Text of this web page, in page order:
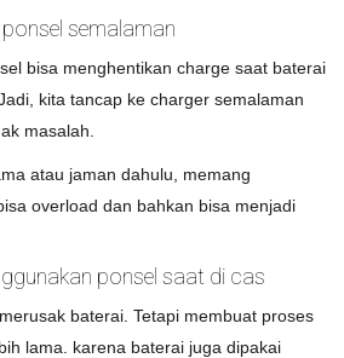
semalaman
bisa menghentikan charge saat baterai
kita tancap ke charger semalaman
masalah.
atau jaman dahulu, memang
overload dan bahkan bisa menjadi
ponsel saat di cas
baterai. Tetapi membuat proses
lama. karena baterai juga dipakai